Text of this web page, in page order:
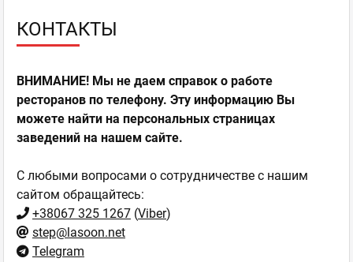
КОНТАКТЫ
ВНИМАНИЕ! Мы не даем справок о работе
ресторанов по телефону. Эту информацию Вы
можете найти на персональных страницах
заведений на нашем сайте.
С любыми вопросами о сотрудничестве с нашим
сайтом обращайтесь:
+38067 325 1267 (Viber)
step@lasoon.net
Telegram